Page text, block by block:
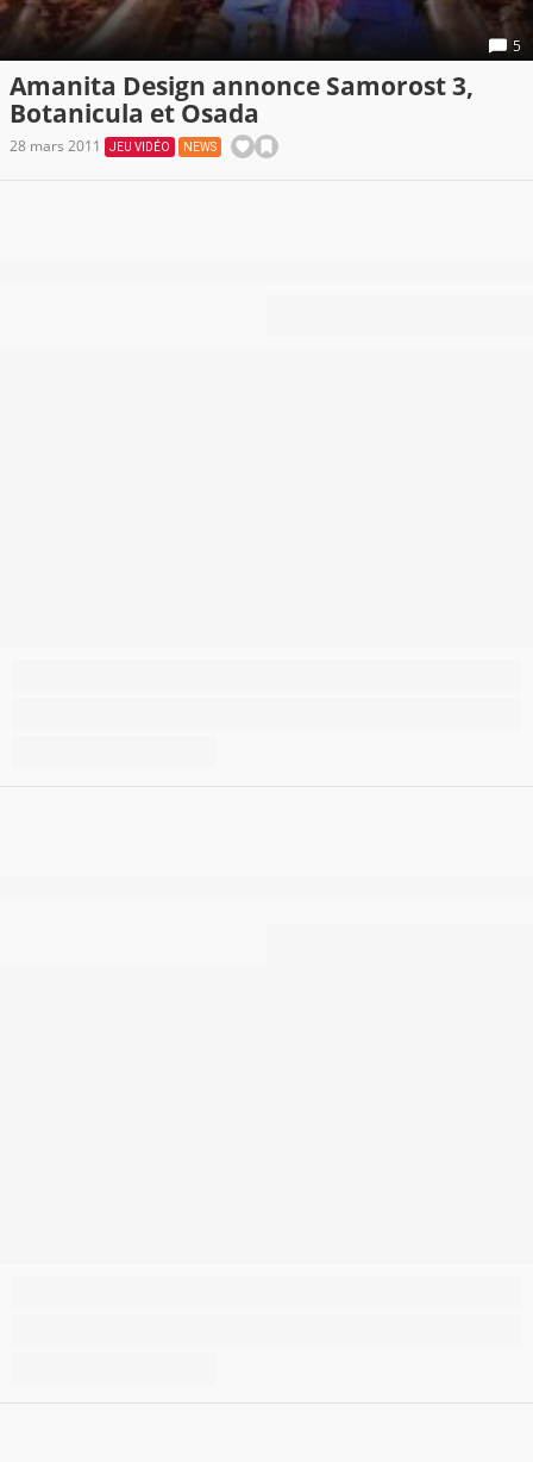
5
Amanita Design annonce Samorost 3,
Botanicula et Osada
28 mars 2011 JEU VIDÉO NEWS